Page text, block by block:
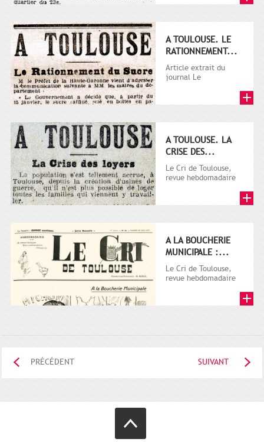
A TOULOUSE. LE
RATIONNEMENT...
Article extrait du
journal Le
A TOULOUSE. LA
CRISE DES...
Le Cri de Toulouse,
revue hebdomadaire
A LA BOUCHERIE
MUNICIPALE :...
Le Cri de Toulouse,
revue hebdomadaire
PRÉCÉDENT SUIVANT